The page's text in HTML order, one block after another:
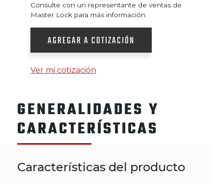
Consulte con un representante de ventas de
Master Lock para más información.
AGREGAR A COTIZACIÓN
Ver mi cotización
GENERALIDADES Y
CARACTERÍSTICAS
Características del producto